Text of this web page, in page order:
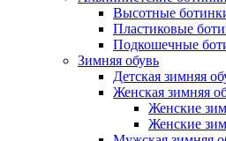
Высотные
Пластиковые
Подкошечные
Зимняя обувь
Детская зимняя
Женская зимняя
Женские
Женские